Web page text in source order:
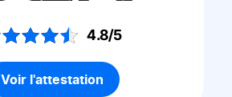
4.8/5
Voir l'attestation